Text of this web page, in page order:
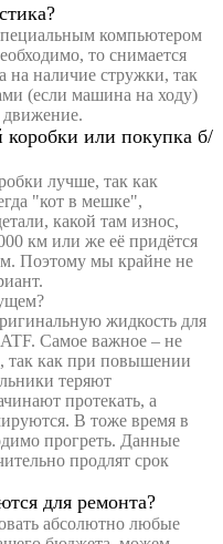
компьютером
то снимается
на наличие стружки, так
(если машина на ходу)
движение.
или покупка б/
лучше, так как
"кот в мешке",
какой там износ,
км или же её придётся
Поэтому мы крайне не
жидкость для
Самое важное – не
так как при повышении
теряют
протекать, а
В тоже время в
прогреть. Данные
продлят срок
для ремонта?
абсолютно любые